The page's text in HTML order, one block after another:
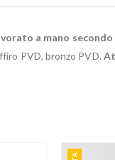
a mano secondo
PVD, bronzo PVD.